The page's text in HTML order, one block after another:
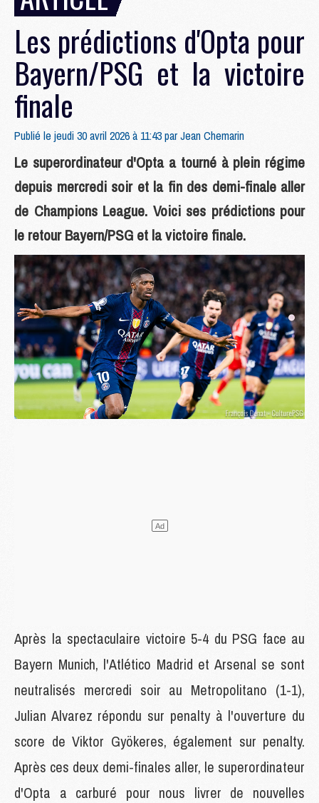
Les prédictions d'Opta pour
Bayern/PSG et la victoire
finale
Publié le jeudi 30 avril 2026 à 11:43 parJean Chemarin
Le superordinateur d'Opta a tourné à plein régime
depuis mercredi soir et la fin des demi-finale aller
de Champions League. Voici ses prédictions pour
le retour Bayern/PSG et la victoire finale.
Après la spectaculaire victoire 5-4 du PSG face au
Bayern Munich, l'Atlético Madrid et Arsenal se sont
neutralisés mercredi soir au Metropolitano (1-1),
Julian Alvarez répondu sur penalty à l'ouverture du
score de Viktor Gyökeres, également sur penalty.
Après ces deux demi-finales aller, le superordinateur
d'Opta a carburé pour nous livrer de nouvelles